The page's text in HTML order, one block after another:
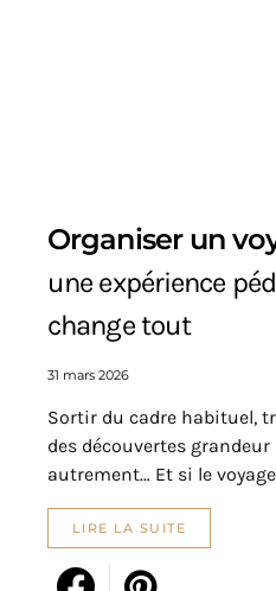
Organiser un
une expérience
change tout
31 mars 2026
Sortir du cadre habituel,
des découvertes
autrement… Et si le
LIRE LA SUITE